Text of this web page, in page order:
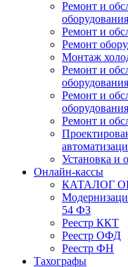
Ремонт и
оборудования
Ремонт и
Ремонт
Монтаж
Ремонт и
оборудования
Ремонт и
оборудования
Ремонт и
Установка и
Онлайн-кассы
КАТАЛОГ
54 ФЗ
Реестр ККТ
Реестр ОФД
Реестр ФН
Тахографы